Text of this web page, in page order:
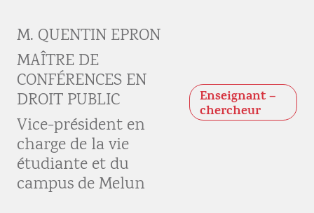
M. QUENTIN EPRON
MAÎTRE DE
CONFÉRENCES EN
DROIT PUBLIC
Vice-président en
charge de la vie
étudiante et du
campus de Melun
Enseignant –
chercheur